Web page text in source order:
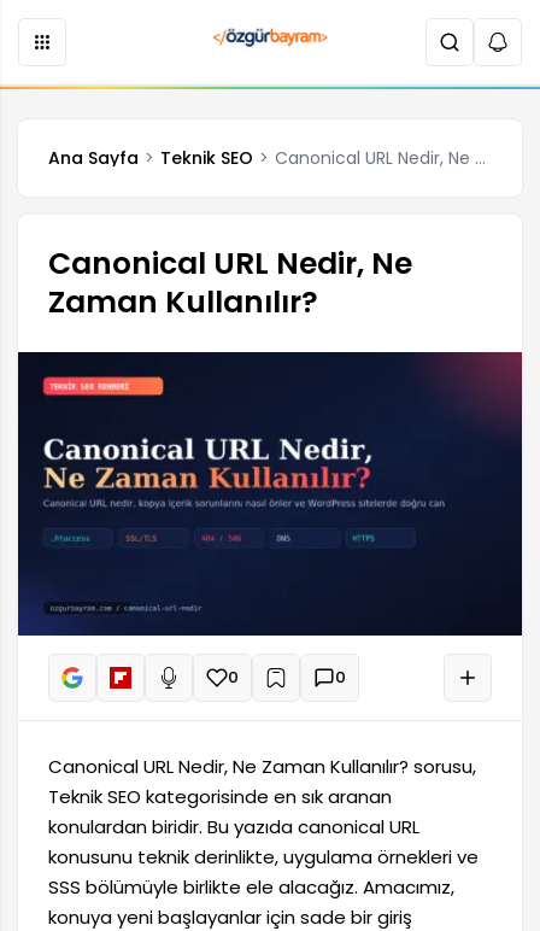
Ana Sayfa Teknik SEO Canonical URL Nedir, Ne Zaman Kullanılır?
Canonical URL Nedir, Ne
Zaman Kullanılır?
Sesli oku0 + 0
Canonical URL Nedir, Ne Zaman Kullanılır? sorusu,
Teknik SEO kategorisinde en sık aranan
konulardan biridir. Bu yazıda canonical URL
konusunu teknik derinlikte, uygulama örnekleri ve
SSS bölümüyle birlikte ele alacağız. Amacımız,
konuya yeni başlayanlar için sade bir giriş